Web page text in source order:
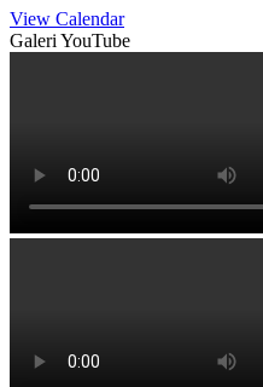
View Calendar
Galeri YouTube